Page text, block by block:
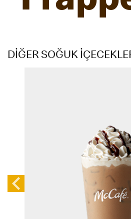
DİĞER SOĞUK